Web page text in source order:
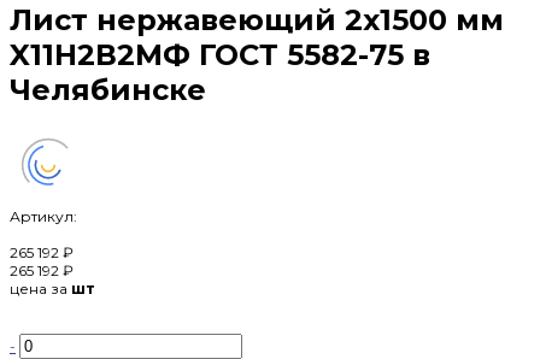
Лист нержавеющий 2х1500 мм
X11Н2В2МФ ГОСТ 5582-75 в
Челябинске
Артикул:
265 192 ₽
265 192 ₽
цена за шт
-